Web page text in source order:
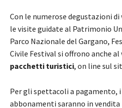
Con le numerose degustazioni
le visite guidate al Patrimonio
Parco Nazionale del Gargano,
Civile Festival si offrono anche
pacchetti turistici, on line sul
Per gli spettacoli a pagamento,
abbonamenti saranno in